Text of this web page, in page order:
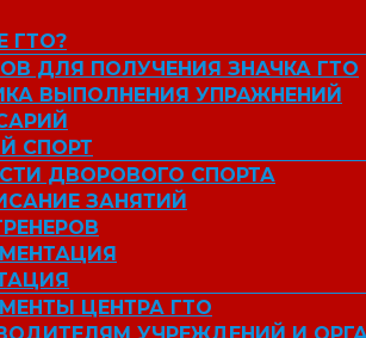
ГТО?
ДЛЯ ПОЛУЧЕНИЯ ЗНАЧКА ГТО
ВЫПОЛНЕНИЯ УПРАЖНЕНИЙ
СПОРТ
ДВОРОВОГО СПОРТА
ЗАНЯТИЙ
ЦЕНТРА ГТО